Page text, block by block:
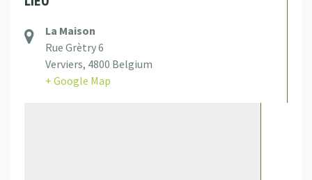
La Maison
Rue Grètry 6
Verviers, 4800 Belgium
+ Google Map